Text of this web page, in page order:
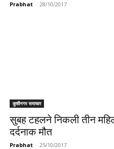
Prabhat - 28/10/2017
कुशीनगर समाचार
सुबह टहलने निकली तीन
दर्दनाक मौत
Prabhat - 25/10/2017